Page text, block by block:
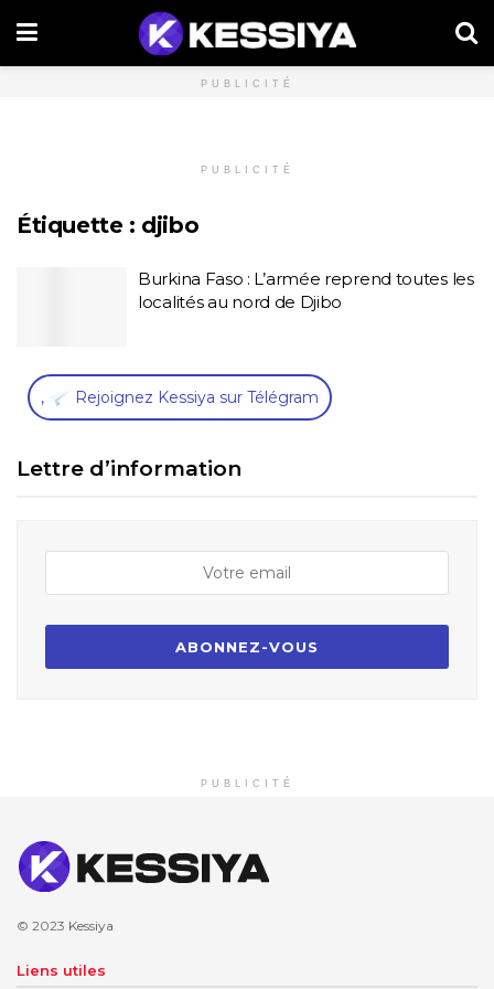
PUBLICITÉ
PUBLICITÉ
Étiquette : djibo
Burkina Faso : L’armée reprend toutes les
localités au nord de Djibo
, Rejoignez Kessiya sur Télégram
Lettre d’information
PUBLICITÉ
© 2023 Kessiya
Liens utiles